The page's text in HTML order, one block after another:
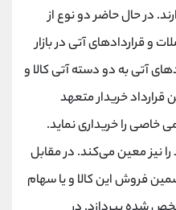
در حال حاضر دو نوع از
و قراردادهای آتی در بازار
آتی به دو دسته آتی کالا و
خریدار متعهد
را خریداری نماید.
را نیز معین می‌کند. در مقابل
فروش این کالا و یا سهام